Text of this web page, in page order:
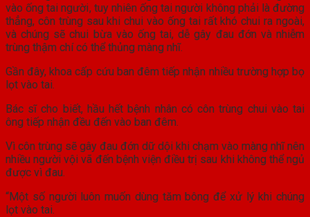
vào ống tai người, tuy nhiên ống tai người không phải là đường
thẳng, côn trùng sau khi chui vào ống tai rất khó chui ra ngoài,
và chúng sẽ chui bừa vào ống tai, dễ gây đau đớn và nhiễm
trùng thậm chí có thể thủng màng nhĩ.
Gần đây, khoa cấp cứu ban đêm tiếp nhận nhiều trường hợp bọ
lọt vào tai.
Bác sĩ cho biết, hầu hết bệnh nhân có côn trùng chui vào tai
ông tiếp nhận đều đến vào ban đêm.
Vì côn trùng sẽ gây đau đớn dữ dội khi chạm vào màng nhĩ nên
nhiều người vội vã đến bệnh viện điều trị sau khi không thể ngủ
được vì đau.
“Một số người luôn muốn dùng tăm bông để xử lý khi chúng
lọt vào tai.